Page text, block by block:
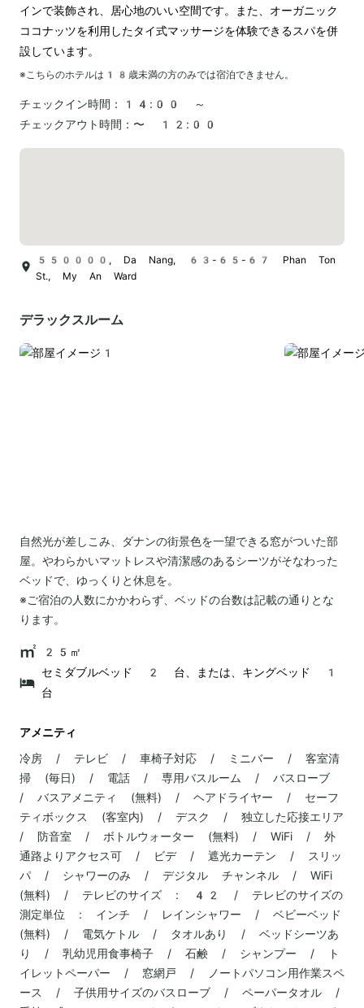
インで装飾され、居心地のいい空間です。また、オーガニック
ココナッツを利用したタイ式マッサージを体験できるスパを併
設しています。
※こちらのホテルは 18 歳未満の方のみでは宿泊できません。
チェックイン時間：
14:00 ～
チェックアウト時間： 〜 12:00
550000, Da Nang, 63-65-67 Phan Ton
St., My An Ward
デラックスルーム
自然光が差しこみ、ダナンの街景色を一望できる窓がついた部
屋。やわらかいマットレスや清潔感のあるシーツがそなわった
ベッドで、ゆっくりと休息を。
※ご宿泊の人数にかかわらず、ベッドの台数は記載の通りとな
ります。
25㎡
セミダブルベッド 2 台、または、キングベッド 1
台
アメニティ
冷房 / テレビ / 車椅子対応 / ミニバー / 客室清
掃 (毎日) / 電話 / 専用バスルーム / バスローブ
/ バスアメニティ (無料) / ヘアドライヤー / セーフ
ティボックス (客室内) / デスク / 独立した応接エリア
/ 防音室 / ボトルウォーター (無料) / WiFi / 外
通路よりアクセス可 / ビデ / 遮光カーテン / スリッ
パ / シャワーのみ / デジタル チャンネル / WiFi
(無料) / テレビのサイズ : 42 / テレビのサイズの
測定単位 : インチ / レインシャワー / ベビーベッド
(無料) / 電気ケトル / タオルあり / ベッドシーツあ
り / 乳幼児用食事椅子 / 石鹸 / シャンプー / ト
イレットペーパー / 窓網戸 / ノートパソコン用作業スペ
ース / 子供用サイズのバスローブ / ペーパータオル /